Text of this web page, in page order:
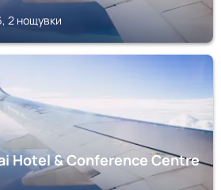
2 нощувки
Hotel & Conference Centre